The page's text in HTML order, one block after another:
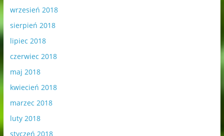
wrzesień 2018
sierpień 2018
lipiec 2018
czerwiec 2018
maj 2018
kwiecień 2018
marzec 2018
luty 2018
styczeń 2018